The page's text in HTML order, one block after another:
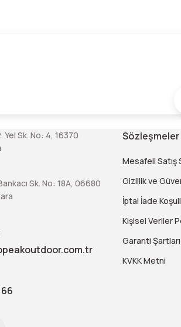
Yel Sk. No: 4, 16370
Sk. No: 18A, 06680
Sözleşmeler
Mesafeli Satış
Gizlilik ve
İptal İade
Kişisel Veriler
Garanti Şartları
KVKK Metni